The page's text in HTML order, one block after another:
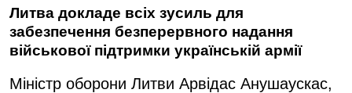
Литва докладе всіх зусиль для
забезпечення безперервного надання
військової підтримки українській армії
Міністр оборони Литви Арвідас Анушаускас,